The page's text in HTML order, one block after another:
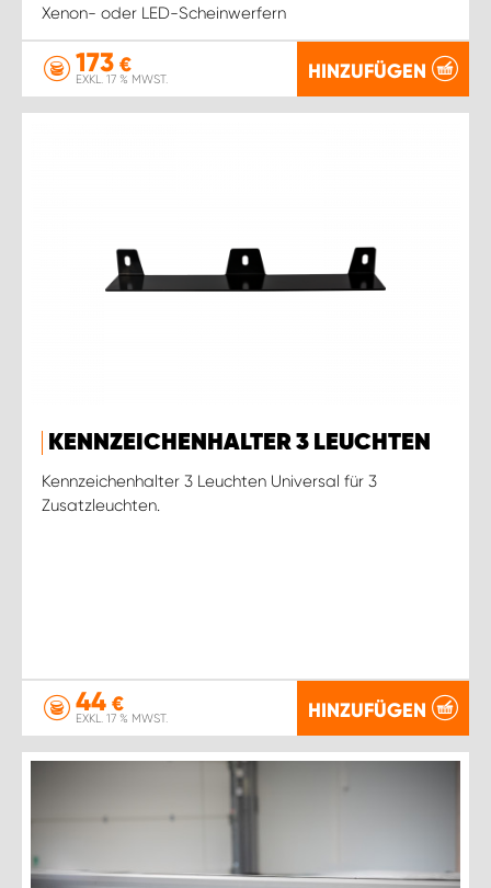
Xenon- oder LED-Scheinwerfern
173 €
EXKL. 17 % MWST. HINZUFÜGEN
KENNZEICHENHALTER 3 LEUCHTEN
Kennzeichenhalter 3 Leuchten Universal für 3
Zusatzleuchten.
44 €
EXKL. 17 % MWST. HINZUFÜGEN